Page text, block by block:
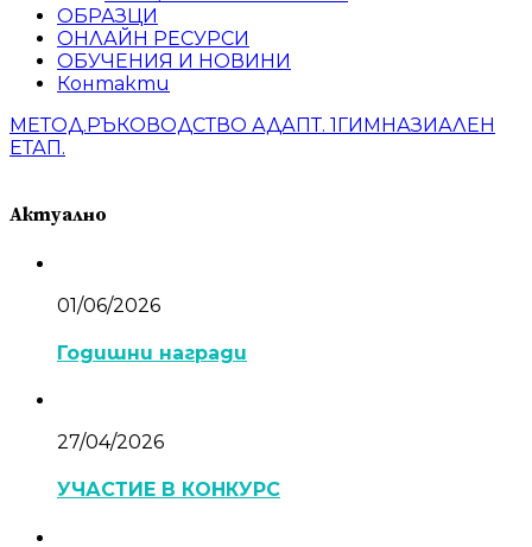
ОБРАЗЦИ
ОНЛАЙН РЕСУРСИ
ОБУЧЕНИЯ И НОВИНИ
Контакти
МЕТОД.РЪКОВОДСТВО АДАПТ. 1ГИМНАЗИАЛЕН
ЕТАП.
Актуално
01/06/2026
Годишни награди
27/04/2026
УЧАСТИЕ В КОНКУРС